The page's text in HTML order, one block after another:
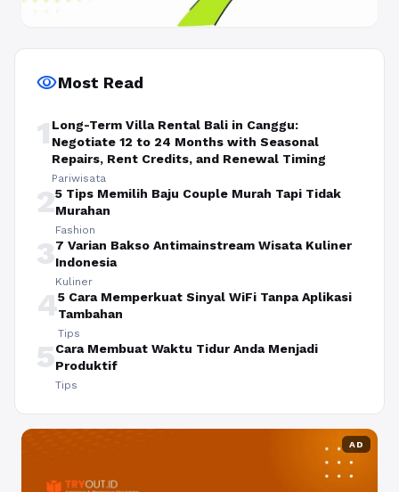
visibilityMost Read
1 Long-Term Villa Rental Bali in Canggu:
Negotiate 12 to 24 Months with Seasonal
Repairs, Rent Credits, and Renewal Timing
Pariwisata
25 Tips Memilih Baju Couple Murah Tapi Tidak
Murahan
Fashion
37 Varian Bakso Antimainstream Wisata Kuliner
Indonesia
Kuliner
45 Cara Memperkuat Sinyal WiFi Tanpa Aplikasi
Tambahan
Tips
5Cara Membuat Waktu Tidur Anda Menjadi
Produktif
Tips
AD